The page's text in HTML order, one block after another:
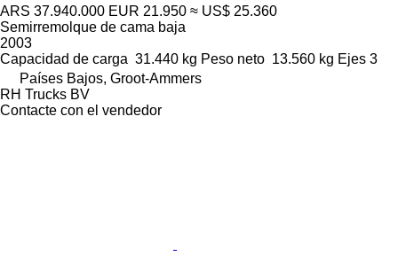
ARS 37.940.000 EUR 21.950 ≈ US$ 25.360
Semirremolque de cama baja
2003
Capacidad de carga 31.440 kg Peso neto 13.560 kg Ejes 3
Países Bajos, Groot-Ammers
RH Trucks BV
Contacte con el vendedor